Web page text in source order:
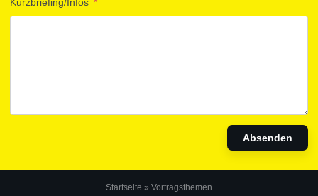
Startseite » Vortragsthemen